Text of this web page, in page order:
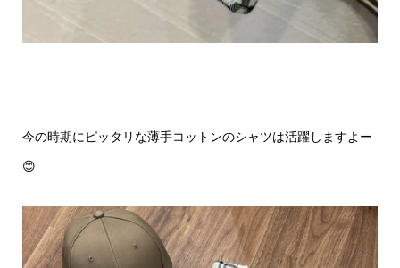
今の時期にピッタリな薄手コットンのシャツは活躍しますよー
😊